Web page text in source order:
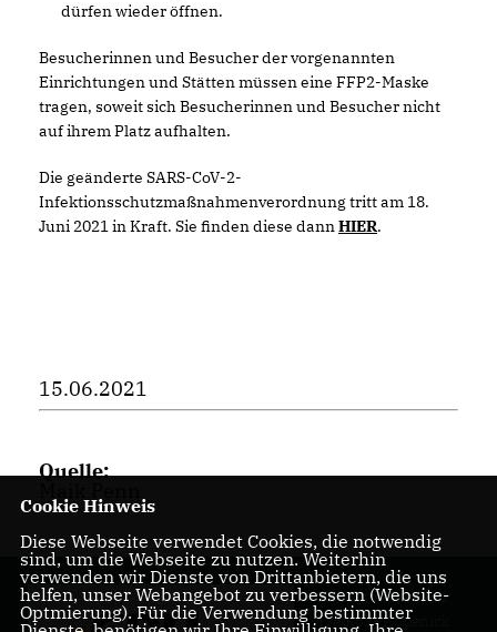
dürfen wieder öffnen.
Besucherinnen und Besucher der vorgenannten
Einrichtungen und Stätten müssen eine FFP2-Maske
tragen, soweit sich Besucherinnen und Besucher nicht
auf ihrem Platz aufhalten.
Die geänderte SARS-CoV-2-
Infektionsschutzmaßnahmenverordnung tritt am 18.
Juni 2021 in Kraft. Sie finden diese dannHIER.
15.06.2021
Quelle:
CDU Kreisverband
Treptow-Köpenick
Cookie Hinweis
Diese Webseite verwendet Cookies, die notwendig
sind, um die Webseite zu nutzen. Weiterhin
verwenden wir Dienste von Drittanbietern, die uns
helfen, unser Webangebot zu verbessern (Website-
Optmierung). Für die Verwendung bestimmter